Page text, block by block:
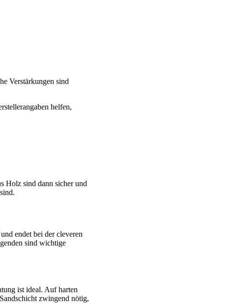
Verstärkungen sind
helfen,
Holz sind dann sicher und
endet bei der cleveren
sind wichtige
ist ideal. Auf harten
zwingend nötig,